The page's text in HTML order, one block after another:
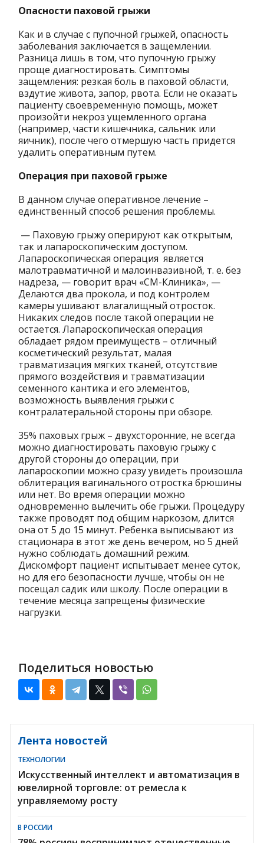
Опасности паховой грыжи
Как и в случае с пупочной грыжей, опасность
заболевания заключается в защемлении.
Разница лишь в том, что пупочную грыжу
проще диагностировать. Симптомы
защемления: резкая боль в паховой области,
вздутие живота, запор, рвота. Если не оказать
пациенту своевременную помощь, может
произойти некроз ущемленного органа
(например, части кишечника, сальник или
яичник), после чего отмершую часть придется
удалить оперативным путем.
Операция при паховой грыже
В данном случае оперативное лечение –
единственный способ решения проблемы.
— Паховую грыжу оперируют как открытым,
так и лапароскопическим доступом.
Лапароскопическая операция является
малотравматичной и малоинвазивной, т. е. без
надреза, — говорит врач «СМ-Клиника», —
Делаются два прокола, и под контролем
камеры ушивают влагалищный отросток.
Никаких следов после такой операции не
остается. Лапароскопическая операция
обладает рядом преимуществ – отличный
косметический результат, малая
травматизация мягких тканей, отсутствие
прямого воздействия и травматизации
семенного кантика и его элементов,
возможность выявления грыжи с
контралатеральной стороны при обзоре.
35% паховых грыж – двухсторонние, не всегда
можно диагностировать паховую грыжу с
другой стороны до операции, при
лапароскопии можно сразу увидеть произошла
облитерация вагинального отростка брюшины
или нет. Во время операции можно
одновременно вылечить обе грыжи. Процедуру
также проводят под общим наркозом, длится
она от 5 до 15 минут. Ребенка выписывают из
стационара в этот же день вечером, но 5 дней
нужно соблюдать домашний режим.
Дискомфорт пациент испытывает менее суток,
но для его безопасности лучше, чтобы он не
посещал садик или школу. После операции в
течение месяца запрещены физические
нагрузки.
Поделиться новостью
Лента новостей
ТЕХНОЛОГИИ
Искусственный интеллект и автоматизация в
ювелирной торговле: от ремесла к
управляемому росту
В РОССИИ